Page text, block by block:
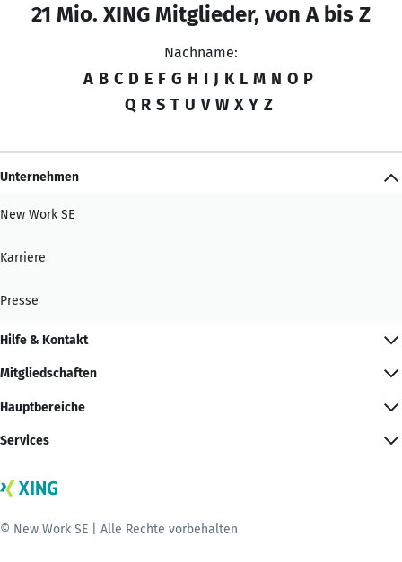
21 Mio. XING Mitglieder, von A bis Z
Nachname:
A B C D E F G H I J K L M N O P
Q R S T U V W X Y Z
Unternehmen
New Work SE
Karriere
Presse
Hilfe & Kontakt
Mitgliedschaften
Hauptbereiche
Services
© New Work SE | Alle Rechte vorbehalten